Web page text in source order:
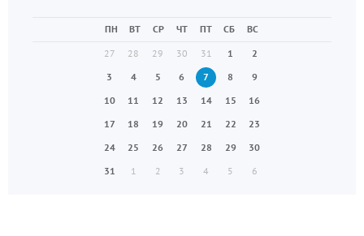
ПН ВТ СР ЧТ ПТ СБ
ВС
27
28 29 30 31 1
2
3
4 5 6 7 8
9
10
11 12 13 14 15
16
17
18 19 20 21 22
23
24
25 26 27 28 29
30
31
1 2 3 4 5 6